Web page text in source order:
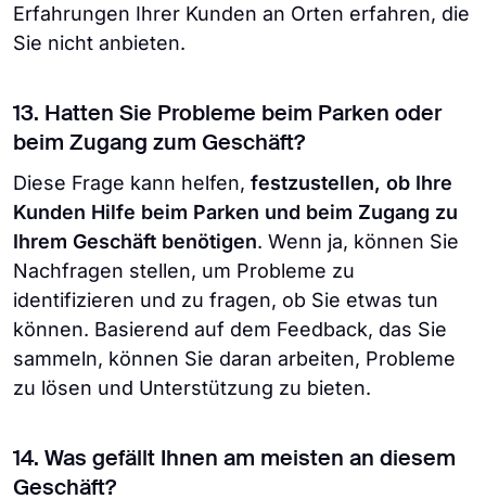
Erfahrungen Ihrer Kunden an Orten erfahren, die
Sie nicht anbieten.
13. Hatten Sie Probleme beim Parken oder
beim Zugang zum Geschäft?
Diese Frage kann helfen, festzustellen, ob Ihre
Kunden Hilfe beim Parken und beim Zugang zu
Ihrem Geschäft benötigen. Wenn ja, können Sie
Nachfragen stellen, um Probleme zu
identifizieren und zu fragen, ob Sie etwas tun
können. Basierend auf dem Feedback, das Sie
sammeln, können Sie daran arbeiten, Probleme
zu lösen und Unterstützung zu bieten.
14. Was gefällt Ihnen am meisten an diesem
Geschäft?